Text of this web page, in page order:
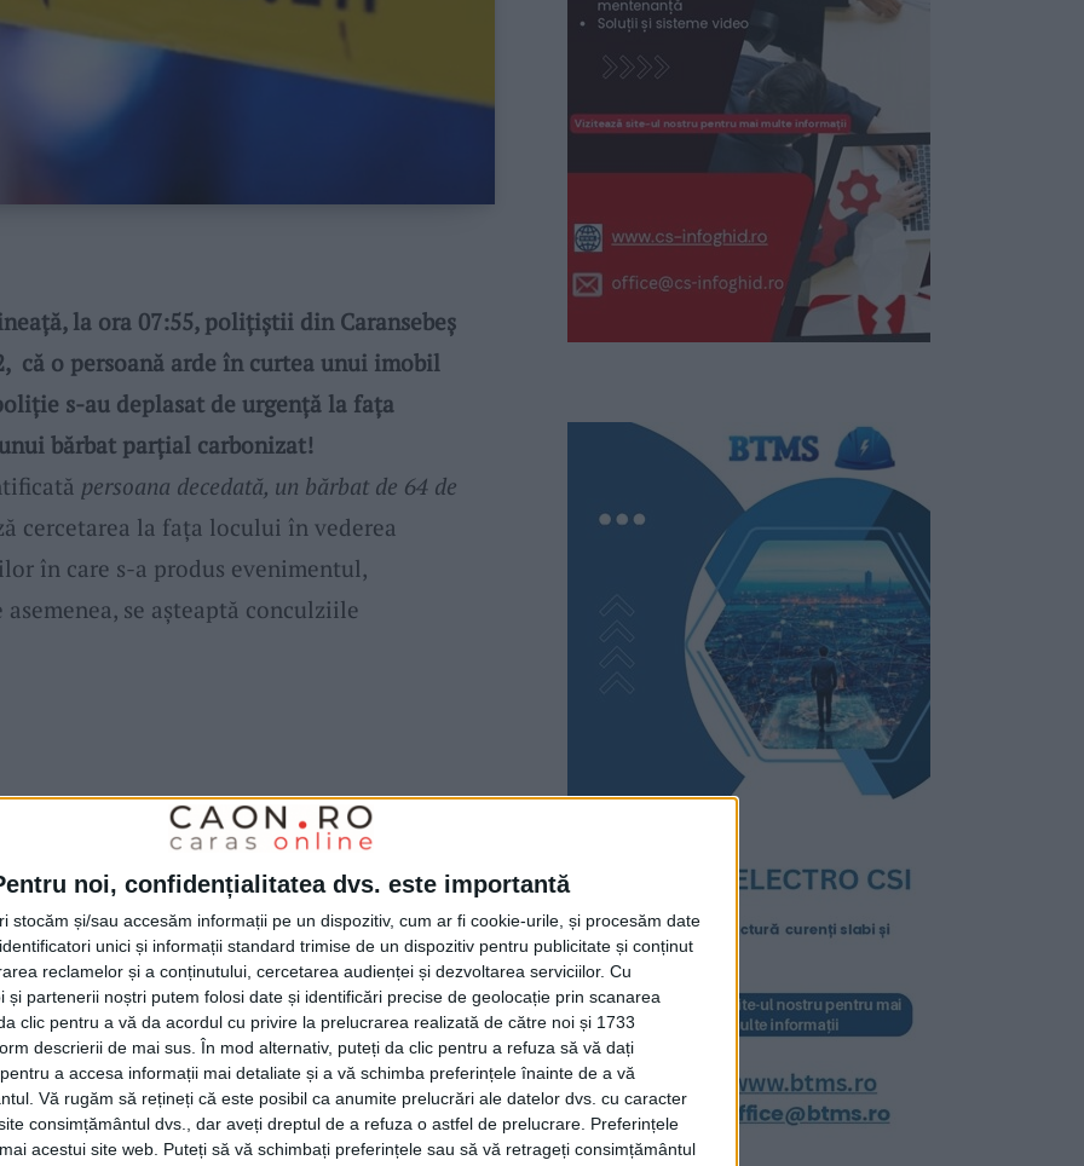
noi, confidențialitatea dvs. este importantă
stocăm și/sau accesăm informații pe un dispozitiv, cum ar fi cookie-urile, și procesăm date
unici și informații standard trimise de un dispozitiv pentru publicitate și conținut
reclamelor și a conținutului, cercetarea audienței și dezvoltarea serviciilor. Cu
și partenerii noștri putem folosi date și identificări precise de geolocație prin scanarea
clic pentru a vă da acordul cu privire la prelucrarea realizată de către noi și 1733
descrierii de mai sus. În mod alternativ, puteți da clic pentru a refuza să vă dați
a accesa informații mai detaliate și a vă schimba preferințele înainte de a vă
Vă rugăm să rețineți că este posibil ca anumite prelucrări ale datelor dvs. cu caracter
consimțământul dvs., dar aveți dreptul de a refuza o astfel de prelucrare. Preferințele
acestui site web. Puteți să vă schimbați preferințele sau să vă retrageți consimțământul
la ora 07:55, polițiștii din Caransebeș
că o persoană arde în curtea unui imobil
s-au deplasat de urgență la fața
bărbat parțial carbonizat!
persoana decedată, un bărbat de 64 de
cercetarea la fața locului în vederea
în care s-a produs evenimentul,
se așteaptă conculziile
bărbatul găsitcarbonizatar fi stat la
fi lovit în cap cu untopor,apoi i-a dat foc
cercetărilor efectuate s-a stabilit că